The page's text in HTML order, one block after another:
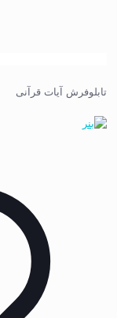
تابلوفرش آیات قرآنی